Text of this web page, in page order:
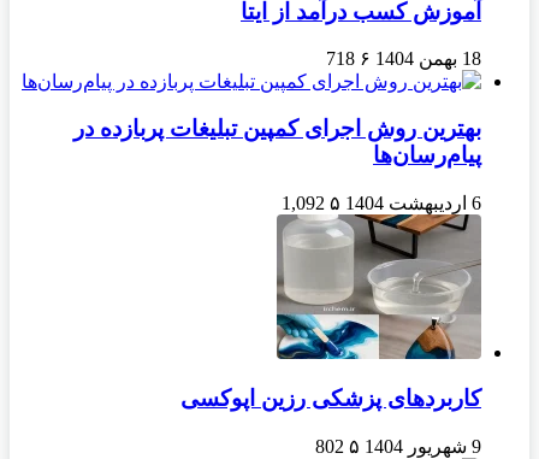
آموزش کسب درآمد از ایتا
18 بهمن 1404 ۶ 718
بهترین روش اجرای کمپین تبلیغات پربازده در
پیام‌رسان‌ها
6 اردیبهشت 1404 ۵ 1,092
کاربردهای پزشکی رزین اپوکسی
9 شهریور 1404 ۵ 802